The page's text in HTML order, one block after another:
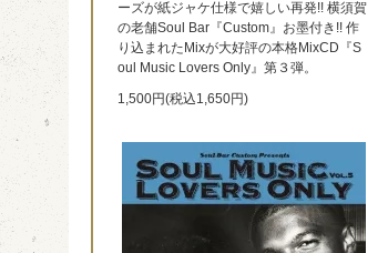
ーズが紙ジャケ仕様で嬉しい再発!! 横須賀
の老舗Soul Bar『Custom』お墨付き!! 作
り込まれたMixが大好評の本格MixCD『S
oul Music Lovers Only』第３弾。
1,500円(税込1,650円)